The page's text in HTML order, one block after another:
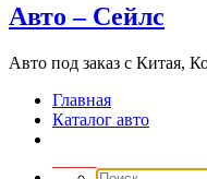
Авто – Сейлс
Авто под заказ с Китая,
Главная
Каталог авто